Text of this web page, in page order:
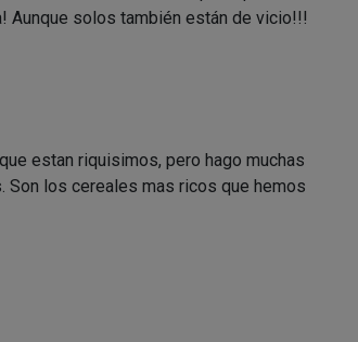
Aunque solos también están de vicio!!!
estan riquisimos, pero hago muchas
Son los cereales mas ricos que hemos